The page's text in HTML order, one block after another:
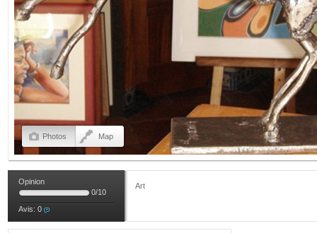
Photos Map
Opinion
0/10
Avis: 0
Art